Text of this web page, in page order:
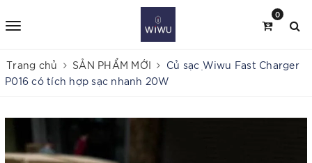
0
Trang chủ SẢN PHẨM MỚI
Củ sạc ̣Wiwu Fast Charger
P016 có tích hợp sạc nhanh 20W